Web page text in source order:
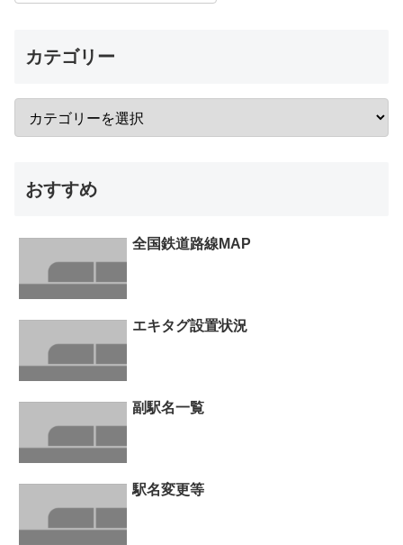
カテゴリー
おすすめ
全国鉄道路線MAP
エキタグ設置状況
副駅名一覧
駅名変更等